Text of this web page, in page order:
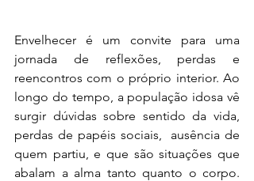
Envelhecer é um convite para uma
jornada de reflexões, perdas e
reencontros com o próprio interior. Ao
longo do tempo, a população idosa vê
surgir dúvidas sobre sentido da vida,
perdas de papéis sociais,  ausência de
quem partiu, e que são situações que
abalam a alma tanto quanto o corpo.